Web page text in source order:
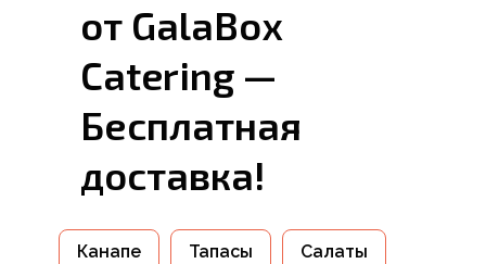
от GalaBox
Catering —
Бесплатная
доставка!
Канапе Тапасы Cалаты